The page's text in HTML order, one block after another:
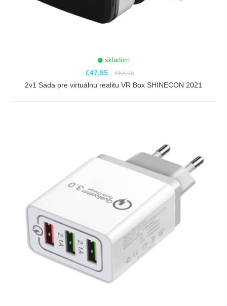
skladom
€47,95 €55,95
2v1 Sada pre virtuálnu realitu VR Box SHINECON 2021